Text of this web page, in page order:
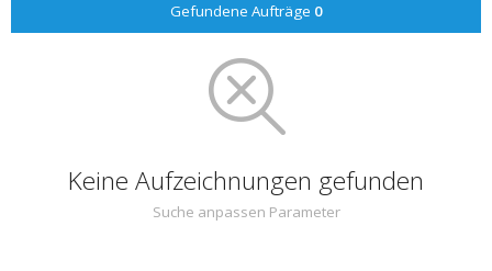
Gefundene Aufträge 0
Keine Aufzeichnungen gefunden
Suche anpassen Parameter